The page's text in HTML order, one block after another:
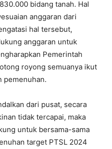
bidang tanah. Hal
anggaran dari
hal tersebut,
anggaran untuk
Pemerintah
royong semuanya ikut
pemenuhan.
dari pusat, secara
tidak tercapai, maka
untuk bersama-sama
target PTSL 2024